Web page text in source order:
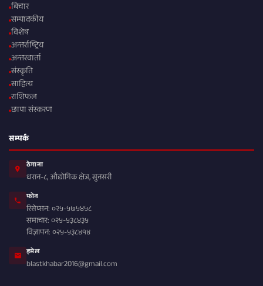
बिचार
सम्पादकीय
विशेष
अन्तर्राष्ट्रिय
अन्तरवार्ता
संस्कृति
साहित्य
राशिफल
छापा संस्करण
सम्पर्क
ठेगाना
धरान-८, औद्योगिक क्षेत्र, सुनसरी
फोन
रिसेप्सन: ०२५-५७५४५८
समाचार: ०२५-५३८४३५
विज्ञापन: ०२५-५३८४१४
इमेल
blastkhabar2016@gmail.com